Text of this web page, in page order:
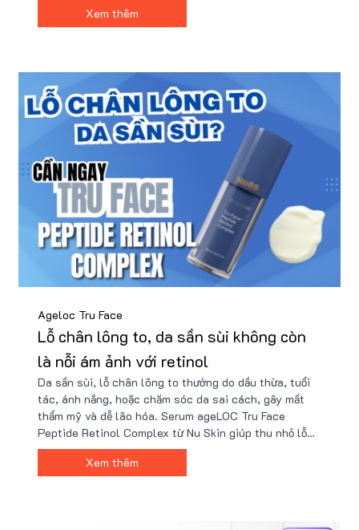
không gây kích ứng. Mua sản phẩm giá tốt kèm nhiều
Xem thêm
Ageloc Tru Face
Lỗ chân lông to, da sần sùi không còn
là nỗi ám ảnh với retinol
Da sần sùi, lỗ chân lông to thường do dầu thừa, tuổi
tác, ánh nắng, hoặc chăm sóc da sai cách, gây mất
thẩm mỹ và dễ lão hóa. Serum ageLOC Tru Face
Peptide Retinol Complex từ Nu Skin giúp thu nhỏ lỗ
chân lông, cải thiện kết cấu da và tăng độ đàn hồi nhờ
công nghệ peptide và retinol tiên tiến. Nhận ưu đãi từ
Xem thêm